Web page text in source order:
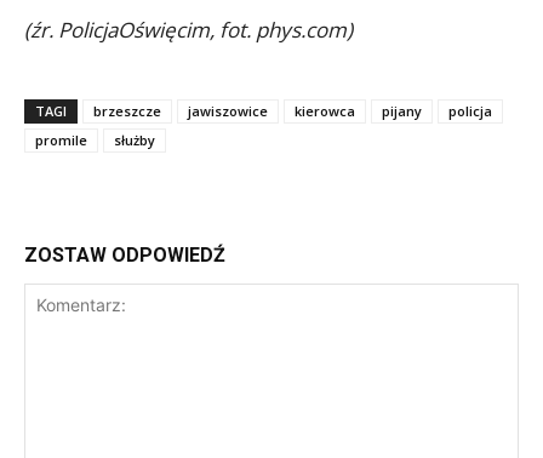
(źr. PolicjaOświęcim, fot. phys.com)
TAGI brzeszcze jawiszowice kierowca pijany
policja
promile
służby
ZOSTAW ODPOWIEDŹ